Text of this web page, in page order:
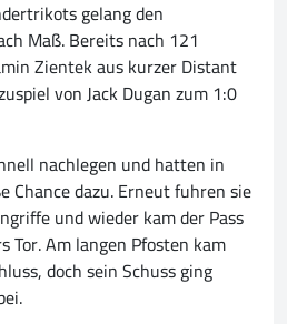
gelang den
Maß. Bereits nach 121
Zientek aus kurzer Distant
von Jack Dugan zum 1:0
nachlegen und hatten in
Chance dazu. Erneut fuhren sie
und wieder kam der Pass
Tor. Am langen Pfosten kam
doch sein Schuss ging